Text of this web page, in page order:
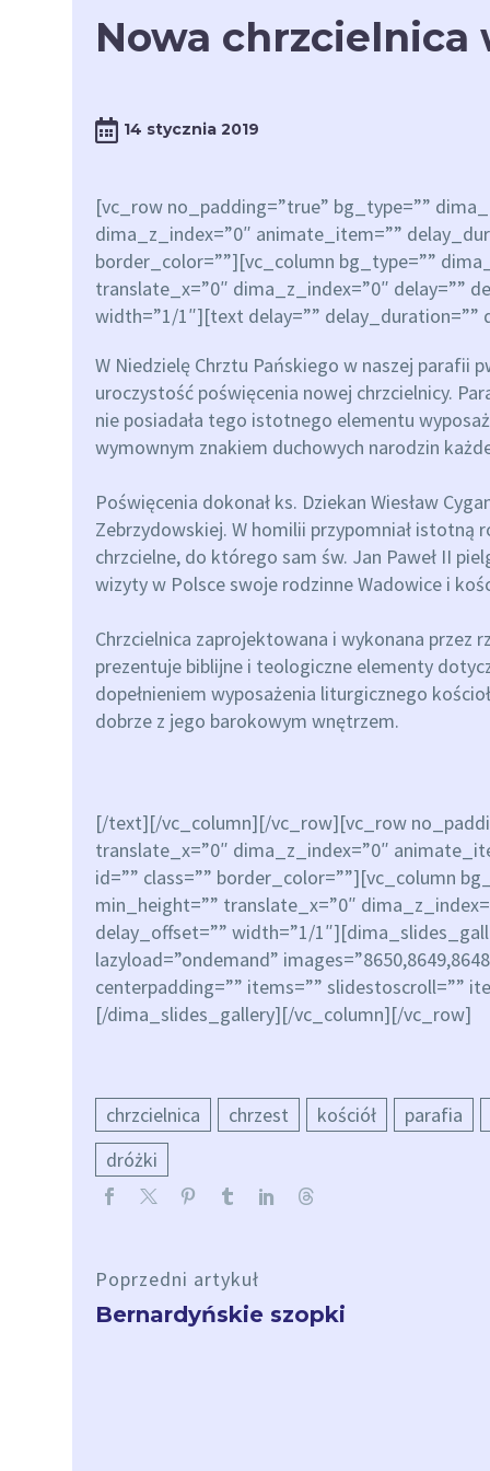
Nowa chrzcielnica
14 stycznia 2019
[vc_row no_padding=”true” bg_type=””
dima_z_index=”0″ animate_item=””
border_color=””][vc_column bg_type=””
translate_x=”0″ dima_z_index=”0″ delay=””
width=”1/1″][text delay=”” delay_duration=””
W Niedzielę Chrztu Pańskiego w naszej parafii
uroczystość poświęcenia nowej chrzcielnicy.
nie posiadała tego istotnego elementu
wymownym znakiem duchowych narodzin
Poświęcenia dokonał ks. Dziekan Wiesław
Zebrzydowskiej. W homilii przypomniał istotną
chrzcielne, do którego sam św. Jan Paweł II
wizyty w Polsce swoje rodzinne Wadowice i
Chrzcielnica zaprojektowana i wykonana przez
prezentuje biblijne i teologiczne elementy
dopełnieniem wyposażenia liturgicznego
dobrze z jego barokowym wnętrzem.
[/text][/vc_column][/vc_row][vc_row
translate_x=”0″ dima_z_index=”0″
id=”” class=”” border_color=””][vc_column
min_height=”” translate_x=”0″
delay_offset=”” width=”1/
lazyload=”ondemand”
centerpadding=”” items=”” slidestoscroll=””
[/dima_slides_gallery][/vc_column][/vc_row]
chrzcielnica chrzest kościół
parafia
dróżki
Poprzedni artykuł
Bernardyńskie szopki